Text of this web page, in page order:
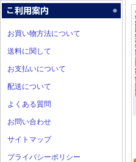
お買い物方法について
送料に関して
お支払いについて
配送について
よくある質問
お問い合わせ
サイトマップ
プライバシーポリシー